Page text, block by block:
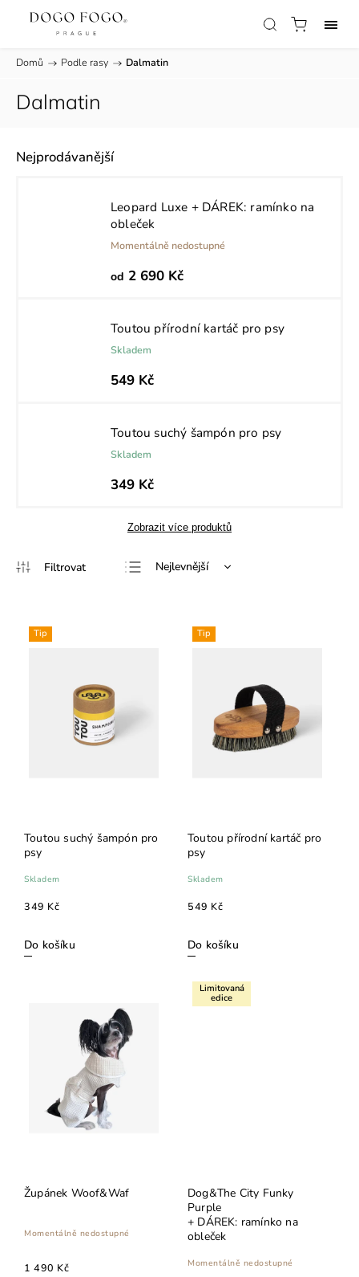
Domů / Podle rasy / Dalmatin
Dalmatin
Nejprodávanější
Leopard Luxe + DÁREK: ramínko na
obleček
Momentálně nedostupné
od 2 690 Kč
Toutou přírodní kartáč pro psy
Skladem
549 Kč
Toutou suchý šampón pro psy
Skladem
349 Kč
Zobrazit více produktů
Nejlevnější
Abecedně
Tip
Toutou suchý šampón pro
psy
Skladem
349 Kč
Do košíku
Tip
Toutou přírodní kartáč pro
psy
Skladem
549 Kč
Do košíku
Župánek Woof&Waf
Momentálně nedostupné
1 490 Kč
Limitovaná
edice
Dog&The City Funky
Purple
+ DÁREK: ramínko na
obleček
Momentálně nedostupné